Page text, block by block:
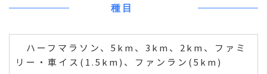
種目
ハーフマラソン、5km、3km、2km、ファミ
リー・車イス(1.5km)、ファンラン(5km)